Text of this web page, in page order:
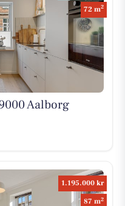
72 m2
Aalborg
1.195.000 kr
87 m2